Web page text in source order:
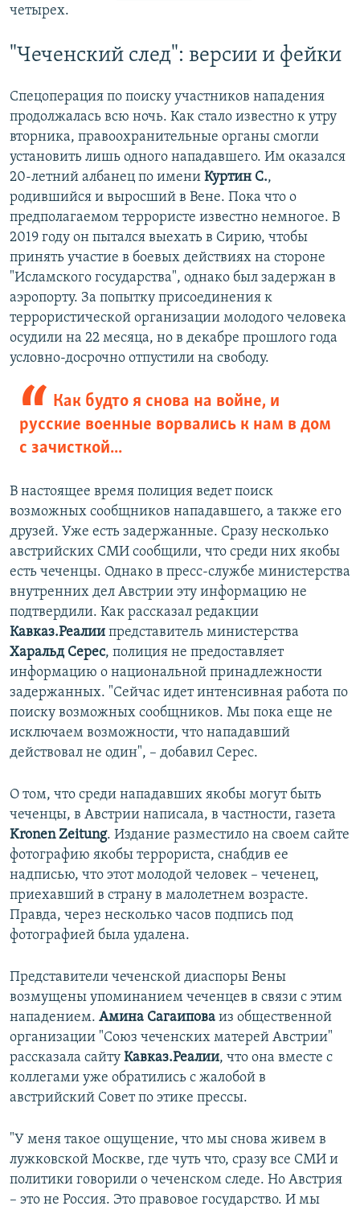
четырех.
"Чеченский след": версии и фейки
Спецоперация по поиску участников нападения
продолжалась всю ночь. Как стало известно к утру
вторника, правоохранительные органы смогли
установить лишь одного нападавшего. Им оказался
20-летний албанец по имени Куртин С.,
родившийся и выросший в Вене. Пока что о
предполагаемом террористе известно немногое. В
2019 году он пытался выехать в Сирию, чтобы
принять участие в боевых действиях на стороне
"Исламского государства", однако был задержан в
аэропорту. За попытку присоединения к
террористической организации молодого человека
осудили на 22 месяца, но в декабре прошлого года
условно-досрочно отпустили на свободу.
Как будто я снова на войне, и
русские военные ворвались к нам в дом
с зачисткой...
В настоящее время полиция ведет поиск
возможных сообщников нападавшего, а также его
друзей. Уже есть задержанные. Сразу несколько
австрийских СМИ сообщили, что среди них якобы
есть чеченцы. Однако в пресс-службе министерства
внутренних дел Австрии эту информацию не
подтвердили. Как рассказал редакции
Кавказ.Реалии представитель министерства
Харальд Серес, полиция не предоставляет
информацию о национальной принадлежности
задержанных. "Сейчас идет интенсивная работа по
поиску возможных сообщников. Мы пока еще не
исключаем возможности, что нападавший
действовал не один", – добавил Серес.
О том, что среди нападавших якобы могут быть
чеченцы, в Австрии написала, в частности, газета
Kronen Zeitung. Издание разместило на своем сайте
фотографию якобы террориста, снабдив ее
надписью, что этот молодой человек – чеченец,
приехавший в страну в малолетнем возрасте.
Правда, через несколько часов подпись под
фотографией была удалена.
Представители чеченской диаспоры Вены
возмущены упоминанием чеченцев в связи с этим
нападением. Амина Сагаипова из общественной
организации "Союз чеченских матерей Австрии"
рассказала сайту Кавказ.Реалии, что она вместе с
коллегами уже обратились с жалобой в
австрийский Совет по этике прессы.
"У меня такое ощущение, что мы снова живем в
лужковской Москве, где чуть что, сразу все СМИ и
политики говорили о чеченском следе. Но Австрия
– это не Россия. Это правовое государство. И мы